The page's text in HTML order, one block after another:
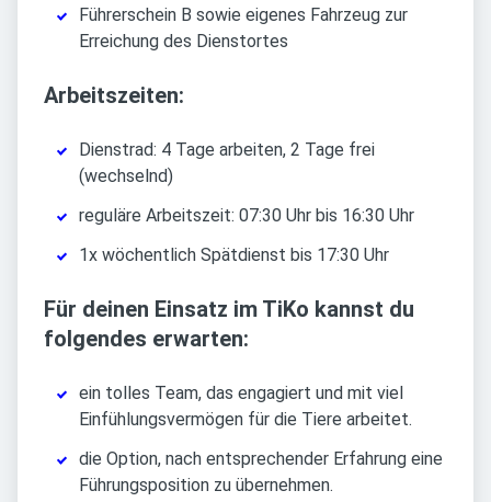
Führerschein B sowie eigenes Fahrzeug zur
Erreichung des Dienstortes
Arbeitszeiten:
Dienstrad: 4 Tage arbeiten, 2 Tage frei
(wechselnd)
reguläre Arbeitszeit: 07:30 Uhr bis 16:30 Uhr
1x wöchentlich Spätdienst bis 17:30 Uhr
Für deinen Einsatz im TiKo kannst du
folgendes erwarten:
ein tolles Team, das engagiert und mit viel
Einfühlungsvermögen für die Tiere arbeitet.
die Option, nach entsprechender Erfahrung eine
Führungsposition zu übernehmen.